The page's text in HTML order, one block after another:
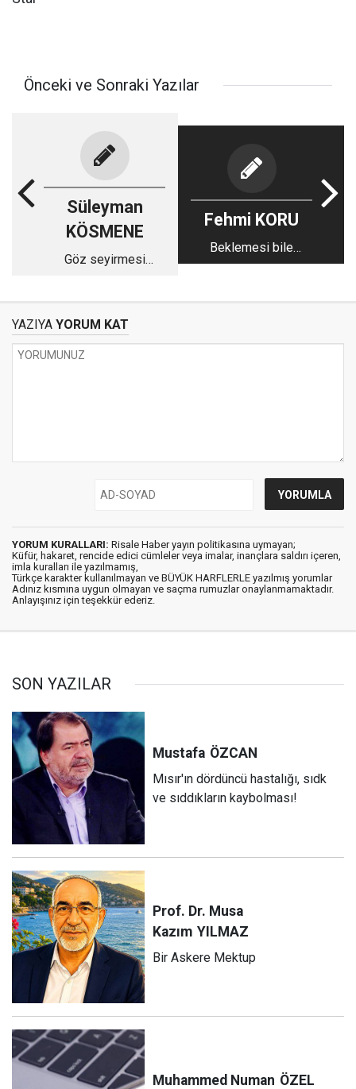
Önceki ve Sonraki Yazılar
Süleyman
KÖSMENE
Göz seyirmesi
Fehmi KORU
Beklemesi bile
heyecanlı
YAZIYA YORUM KAT
YORUM KURALLARI: Risale Haber yayın politikasına uymayan;
Küfür, hakaret, rencide edici cümleler veya imalar, inançlara saldırı içeren,
imla kuralları ile yazılmamış,
Türkçe karakter kullanılmayan ve BÜYÜK HARFLERLE yazılmış yorumlar
Adınız kısmına uygun olmayan ve saçma rumuzlar onaylanmamaktadır.
Anlayışınız için teşekkür ederiz.
SON YAZILAR
Mustafa ÖZCAN
Mısır'ın dördüncü hastalığı, sıdk
ve sıddıkların kaybolması!
Prof. Dr. Musa
Kazım YILMAZ
Bir Askere Mektup
Muhammed Numan ÖZEL